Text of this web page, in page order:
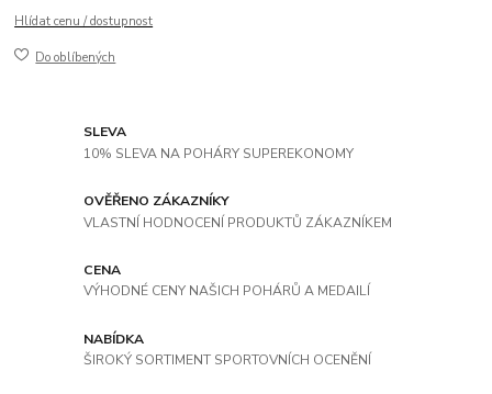
Hlídat cenu / dostupnost
Do oblíbených
SLEVA
10% SLEVA NA POHÁRY SUPEREKONOMY
OVĚŘENO ZÁKAZNÍKY
VLASTNÍ HODNOCENÍ PRODUKTŮ ZÁKAZNÍKEM
CENA
VÝHODNÉ CENY NAŠICH POHÁRŮ A MEDAILÍ
NABÍDKA
ŠIROKÝ SORTIMENT SPORTOVNÍCH OCENĚNÍ